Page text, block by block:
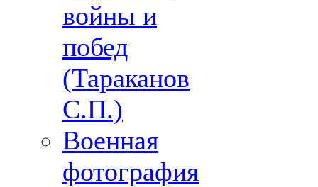
войны и
побед
(Тараканов
С.П.)
Военная
фотография